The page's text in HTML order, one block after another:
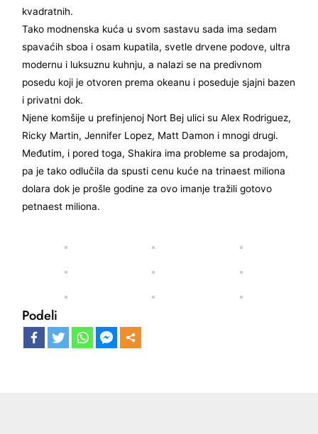
kvadratnih.
Tako modnenska kuća u svom sastavu sada ima sedam
spavaćih sboa i osam kupatila, svetle drvene podove, ultra
modernu i luksuznu kuhnju, a nalazi se na predivnom
posedu koji je otvoren prema okeanu i poseduje sjajni bazen
i privatni dok.
Njene komšije u prefinjenoj Nort Bej ulici su Alex Rodriguez,
Ricky Martin, Jennifer Lopez, Matt Damon i mnogi drugi.
Međutim, i pored toga, Shakira ima probleme sa prodajom,
pa je tako odlučila da spusti cenu kuće na trinaest miliona
dolara dok je prošle godine za ovo imanje tražili gotovo
petnaest miliona.
Podeli